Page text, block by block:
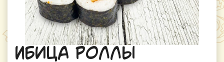
Ибица Роллы